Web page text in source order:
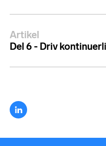
Artikel
Del 6 - Driv